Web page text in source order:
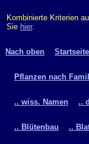
Kombinierte Kriterien
Sie hier.
Nach oben Startseite
Pflanzen nach
.. wiss. Namen ..
.. Blütenbau ..